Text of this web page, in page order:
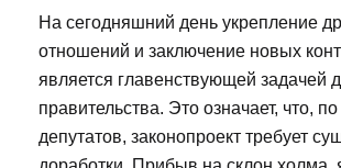
На сегодняшний день укрепление
отношений и заключение новых
является главенствующей задачей
правительства. Это означает, что,
депутатов, законопроект требует